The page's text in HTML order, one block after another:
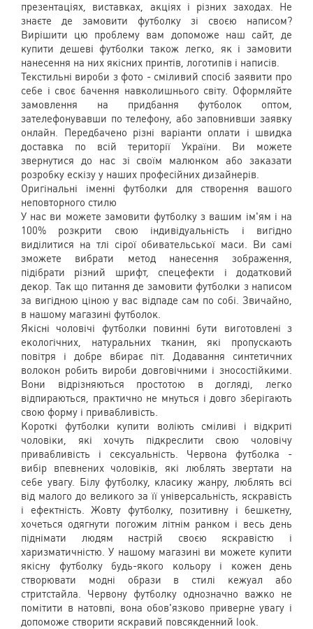
презентаціях, виставках, акціях і різних заходах. Не
знаєте де замовити футболку зі своєю написом?
Вирішити цю проблему вам допоможе наш сайт, де
купити дешеві футболки також легко, як і замовити
нанесення на них якісних принтів, логотипів і написів.
Текстильні вироби з фото - сміливий спосіб заявити про
себе і своє бачення навколишнього світу. Оформляйте
замовлення на придбання футболок оптом,
зателефонувавши по телефону, або заповнивши заявку
онлайн. Передбачено різні варіанти оплати і швидка
доставка по всій території України. Ви можете
звернутися до нас зі своїм малюнком або заказати
розробку ескізу у наших професійних дизайнерів.
Оригінальні іменні футболки для створення вашого
неповторного стилю
У нас ви можете замовити футболку з вашим ім'ям і на
100% розкрити свою індивідуальність і вигідно
виділитися на тлі сірої обивательської маси. Ви самі
зможете вибрати метод нанесення зображення,
підібрати різний шрифт, спецефекти і додатковий
декор. Так що питання де замовити футболки з написом
за вигідною ціною у вас відпаде сам по собі. Звичайно,
в нашому магазині футболок.
Якісні чоловічі футболки повинні бути виготовлені з
екологічних, натуральних тканин, які пропускають
повітря і добре вбирає піт. Додавання синтетичних
волокон робить вироби довговічними і зносостійкими.
Вони відрізняються простотою в догляді, легко
відпираються, практично не мнуться і довго зберігають
свою форму і привабливість.
Короткі футболки купити воліють сміливі і відкриті
чоловіки, які хочуть підкреслити свою чоловічу
привабливість і сексуальність. Червона футболка -
вибір впевнених чоловіків, які люблять звертати на
себе увагу. Білу футболку, класику жанру, люблять всі
від малого до великого за її універсальність, яскравість
і ефектність. Жовту футболку, позитивну і бешкетну,
хочеться одягнути погожим літнім ранком і весь день
піднімати людям настрій своєю яскравістю і
харизматичністю. У нашому магазині ви можете купити
якісну футболку будь-якого кольору і кожен день
створювати модні образи в стилі кежуал або
стритстайла. Червону футболку однозначно важко не
помітити в натовпі, вона обов'язково приверне увагу і
допоможе створити яскравий повсякденний look.